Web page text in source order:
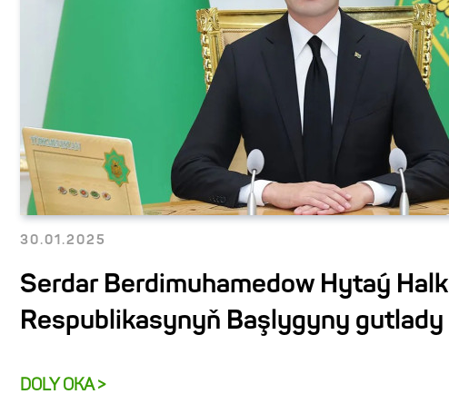
30.01.2025
Serdar Berdimuhamedow Hytaý Halk
Respublikasynyň Başlygyny gutlady
DOLY OKA >